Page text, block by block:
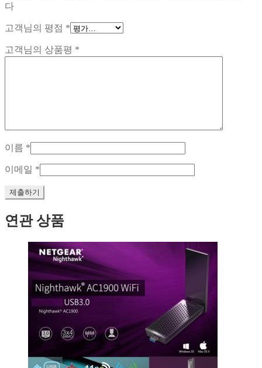
다
고객님의 평점 *
고객님의 상품평 *
이름 *
이메일 *
연관 상품